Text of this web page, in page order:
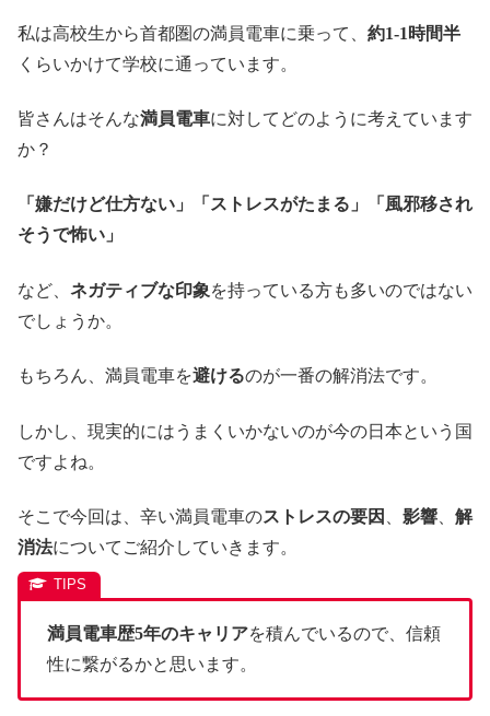
私は高校生から首都圏の満員電車に乗って、 約1-1時間半
くらいかけて学校に通っています。
皆さんはそんな満員電車に対してどのように考えています
か？
「嫌だけど仕方ない」「ストレスがたまる」「風邪移され
そうで怖い」
など、 ネガティブな印象を持っている方も多いのではない
でしょうか。
もちろん、満員電車を避けるのが一番の解消法です。
しかし、現実的にはうまくいかないのが今の日本という国
ですよね。
そこで今回は、辛い満員電車のストレスの要因 影響
解
消法についてご紹介していきます。
満員電車歴5年のキャリアを積んでいるので、信頼
性に繋がるかと思います。